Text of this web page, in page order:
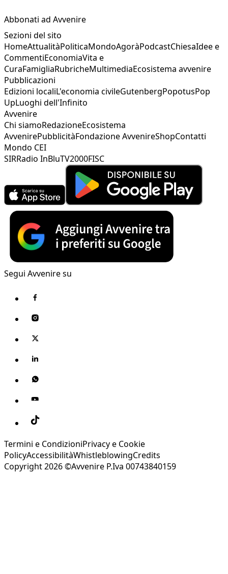
Abbonati ad Avvenire
Sezioni del sito
HomeAttualitàPoliticaMondoAgoràPodcastChiesaIdee e
CommentiEconomiaVita e
CuraFamigliaRubricheMultimediaEcosistema avvenire
Pubblicazioni
Edizioni localiL'economia civileGutenbergPopotusPop
UpLuoghi dell'Infinito
Avvenire
Chi siamoRedazioneEcosistema
AvvenirePubblicitàFondazione AvvenireShopContatti
Mondo CEI
SIRRadio InBluTV2000FISC
Segui Avvenire su
Termini e CondizioniPrivacy e Cookie
PolicyAccessibilitàWhistleblowingCredits
Copyright 2026 ©Avvenire P.Iva 00743840159